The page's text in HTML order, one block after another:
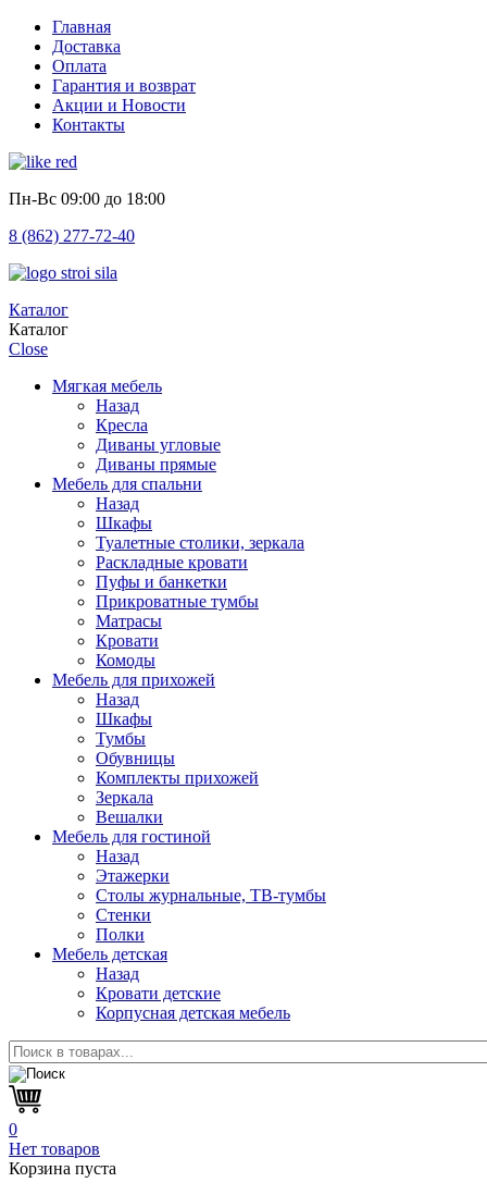
Главная
Доставка
Оплата
Гарантия и возврат
Акции и Новости
Контакты
Пн-Вс 09:00 до 18:00
8 (862) 277-72-40
Каталог
Каталог
Close
Мягкая мебель
Назад
Кресла
Диваны угловые
Диваны прямые
Мебель для спальни
Назад
Шкафы
Туалетные столики, зеркала
Раскладные кровати
Пуфы и банкетки
Прикроватные тумбы
Матрасы
Кровати
Комоды
Мебель для прихожей
Назад
Шкафы
Тумбы
Обувницы
Комплекты прихожей
Зеркала
Вешалки
Мебель для гостиной
Назад
Этажерки
Столы журнальные, ТВ-тумбы
Стенки
Полки
Мебель детская
Назад
Кровати детские
Корпусная детская мебель
0
Нет товаров
Корзина пуста